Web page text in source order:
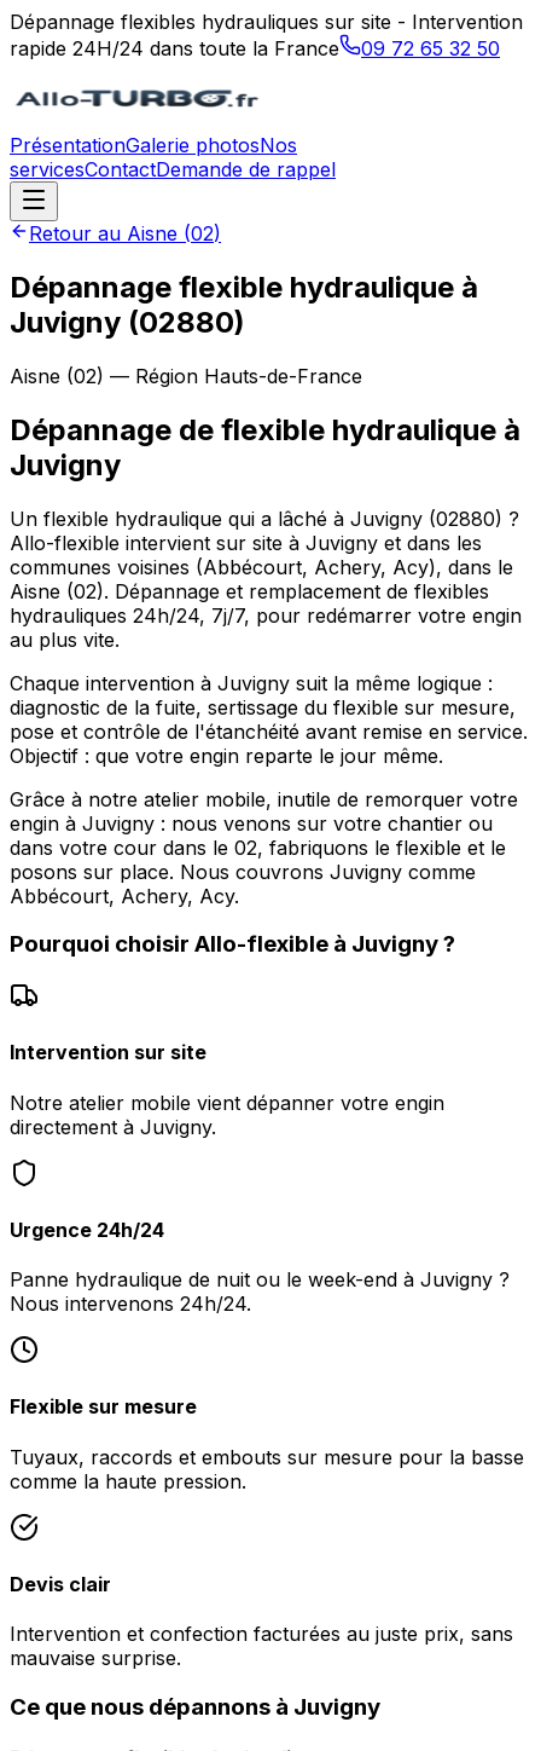
Dépannage flexibles hydrauliques sur site - Intervention
rapide 24H/24 dans toute la France
09 72 65 32 50
PrésentationGalerie photosNos
servicesContactDemande de rappel
Retour au Aisne (02)
Dépannage flexible hydraulique à
Juvigny (02880)
Aisne (02) — Région Hauts-de-France
Dépannage de flexible hydraulique à
Juvigny
Un flexible hydraulique qui a lâché à Juvigny (02880) ?
Allo-flexible intervient sur site à Juvigny et dans les
communes voisines (Abbécourt, Achery, Acy), dans le
Aisne (02). Dépannage et remplacement de flexibles
hydrauliques 24h/24, 7j/7, pour redémarrer votre engin
au plus vite.
Chaque intervention à Juvigny suit la même logique :
diagnostic de la fuite, sertissage du flexible sur mesure,
pose et contrôle de l'étanchéité avant remise en service.
Objectif : que votre engin reparte le jour même.
Grâce à notre atelier mobile, inutile de remorquer votre
engin à Juvigny : nous venons sur votre chantier ou
dans votre cour dans le 02, fabriquons le flexible et le
posons sur place. Nous couvrons Juvigny comme
Abbécourt, Achery, Acy.
Pourquoi choisir Allo-flexible à Juvigny?
Intervention sur site
Notre atelier mobile vient dépanner votre engin
directement à Juvigny.
Urgence 24h/24
Panne hydraulique de nuit ou le week-end à Juvigny ?
Nous intervenons 24h/24.
Flexible sur mesure
Tuyaux, raccords et embouts sur mesure pour la basse
comme la haute pression.
Devis clair
Intervention et confection facturées au juste prix, sans
mauvaise surprise.
Ce que nous dépannons à Juvigny